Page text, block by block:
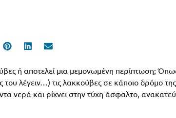
Share
Share
ή αποτελεί μια μεμονωμένη περίπτωση;
του λέγειν…) τις λακκούβες σε κάποιο δρόμο
νερά και ρίχνει στην τύχη άσφαλτο,